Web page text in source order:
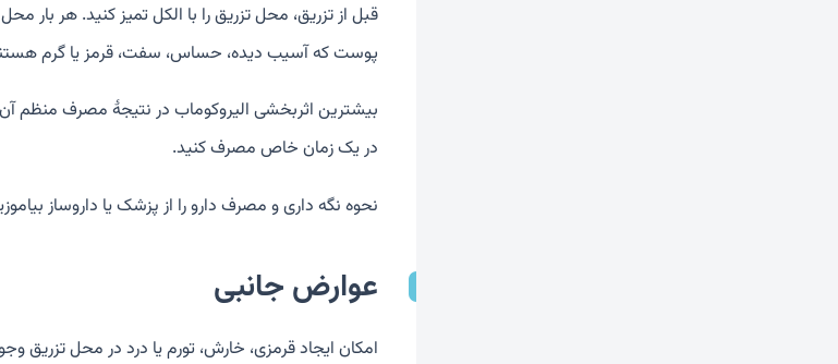
قبل از تزریق، محل تزریق را با الکل تمیز کنید. هر
پوست که آسیب دیده، حساس، سفت، قرمز یا گرم
بیشترین اثربخشی الیروکوماب در نتیجۀ مصرف منظم
در یک زمان خاص مصرف کنید.
نحوه نگه داری و مصرف دارو را از پزشک یا داروساز
عوارض جانبی
امکان ایجاد قرمزی، خارش، تورم یا درد در محل تزریق